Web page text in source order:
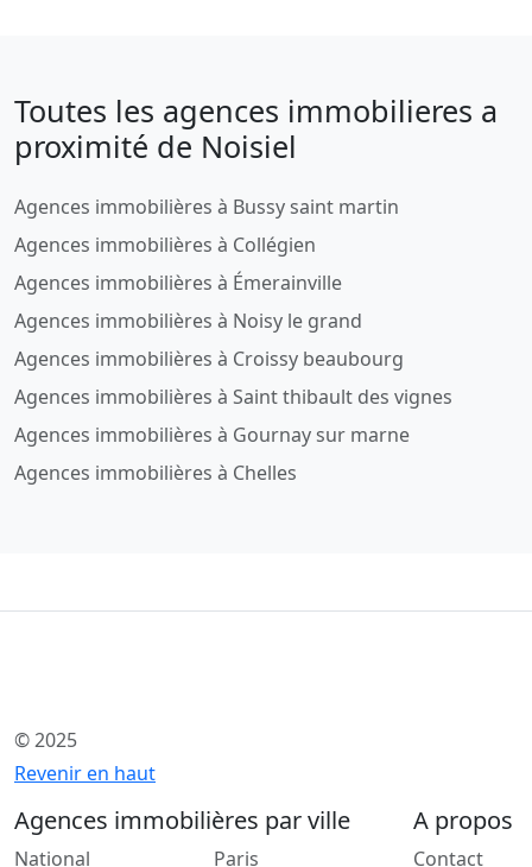
Toutes les agences immobilieres a
proximité de Noisiel
Agences immobilières à Bussy saint martin
Agences immobilières à Collégien
Agences immobilières à Émerainville
Agences immobilières à Noisy le grand
Agences immobilières à Croissy beaubourg
Agences immobilières à Saint thibault des vignes
Agences immobilières à Gournay sur marne
Agences immobilières à Chelles
© 2025
Revenir en haut
Agences immobilières par ville
National Paris
A propos
Contact